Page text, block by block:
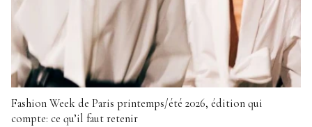
Fashion Week de Paris printemps/été 2026, édition qui
compte: ce qu’il faut retenir